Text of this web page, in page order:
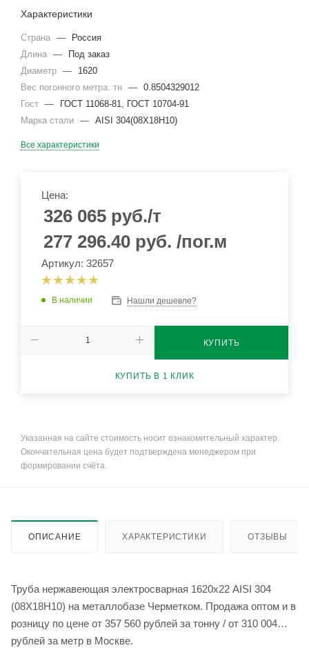
Характеристики
Страна —
Россия
Длина —
Под заказ
Диаметр —
1620
Вес погонного метра. тн — 0.8504329012
Гост —
ГОСТ 11068-81, ГОСТ 10704-91
Марка стали — AISI 304(08Х18Н10)
Все характеристики
Цена:
326 065 руб./т
277 296.40 руб. /пог.м
Артикул: 32657
В наличии Нашли дешевле?
КУПИТЬ
КУПИТЬ В 1 КЛИК
Указанная на сайте стоимость носит ознакомительный характер.
Окончательная цена будет подтверждена менеджером при
формировании счёта.
ОПИСАНИЕ ХАРАКТЕРИСТИКИ ОТЗЫВЫ
Труба нержавеющая электросварная 1620х22 AISI 304
(08Х18Н10) на металлобазе Черметком. Продажа оптом и в
розницу по цене от 357 560 рублей за тонну / от 310 004
рублей за метр в Москве.